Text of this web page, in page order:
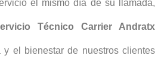
el mismo día de su llamada,
Técnico Carrier Andratx
y el bienestar de nuestros clientes